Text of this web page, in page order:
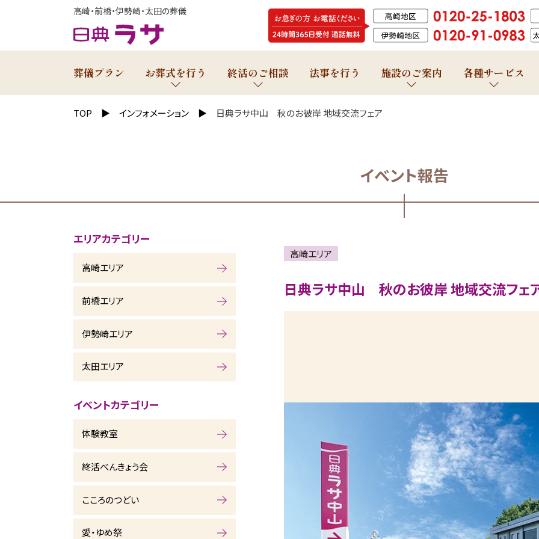
高崎・前橋・伊勢崎・太田の葬儀
葬儀プラン お葬式を行う 終活のご相談 法事を行う 施設のご案内 各種サービス
TOP インフォメーション 日典ラサ中山 秋のお彼岸 地域交流フェア
イベント報告
高崎エリア
日典ラサ中山 秋のお彼岸 地域交流フェ
エリアカテゴリー
高崎エリア
前橋エリア
伊勢崎エリア
太田エリア
イベントカテゴリー
体験教室
終活べんきょう会
こころのつどい
愛・ゆめ祭